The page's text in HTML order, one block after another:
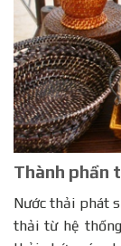
Thành phần
Nước thải phát
thải từ hệ